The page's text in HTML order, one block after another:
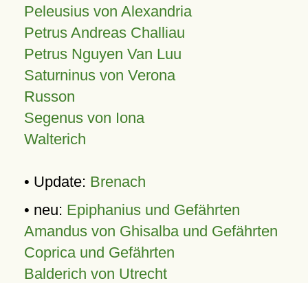
Peleusius von Alexandria
Petrus Andreas Challiau
Petrus Nguyen Van Luu
Saturninus von Verona
Russon
Segenus von Iona
Walterich
• Update: Brenach
• neu: Epiphanius und Gefährten
Amandus von Ghisalba und Gefährten
Coprica und Gefährten
Balderich von Utrecht